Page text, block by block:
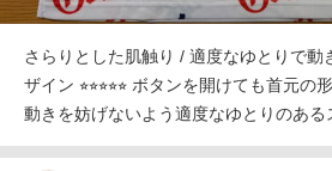
さらりとした肌触り / 適度なゆとりで動
ザイン ⭐︎⭐︎⭐︎⭐︎⭐︎ ボタンを開けても首元
動きを妨げないよう適度なゆとりのあ